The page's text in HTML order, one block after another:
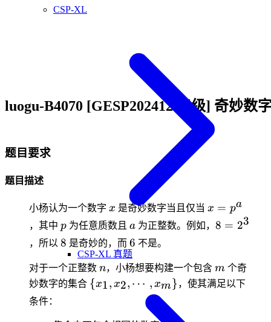
CSP-XL
CSP-XL 真题
luogu-B4070 [GESP202412 五级] 奇妙数
题目要求
题目描述
小杨认为一个数字 x
x 是奇妙数字当且仅当 x=p^a
x = pa
，其中 p
p 为任意质数且 a
a 为正整数。例如， 8=2^3
8 = 23
，所以 8
8 是奇妙的，而 6
6 不是。
对于一个正整数 n
n，小杨想要构建一个包含 m
m 个奇
妙数字的集合 \
{x_1,x_2,\cdots,x_m\}
{x1, x2, ⋯ , xm}，使其满足以下
条件：